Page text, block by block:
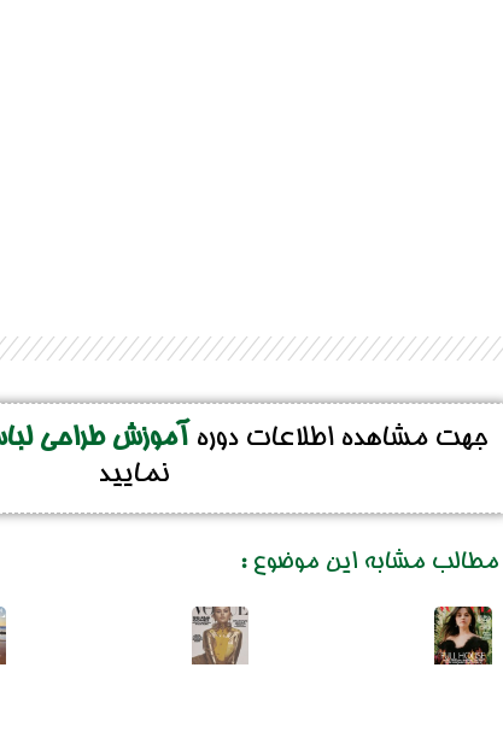
جهت مشاهده اطلاعات دوره آموزش طراحی
نمایید
مطالب مشابه این موضوع :
:
*